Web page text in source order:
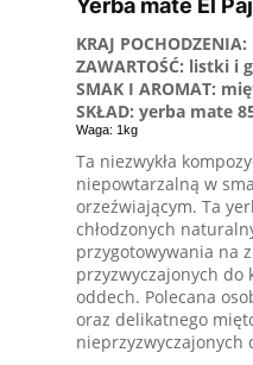
Yerba mate El
KRAJ
ZAWARTOŚĆ: listki i
SMAK I AROMAT:
SKŁAD: yerba mate
Waga: 1kg
Ta niezwykła
niepowtarzalną w
orzeźwiającym. Ta
chłodzonych
przygotowywania na
przyzwyczajonych do
oddech. Polecana
oraz delikatnego
nieprzyzwyczajonych